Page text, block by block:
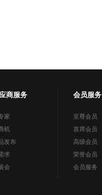
商服务
家
机
发布
求
会
会员服务
至尊会员
首席会员
高级会员
荣誉会员
会员服务